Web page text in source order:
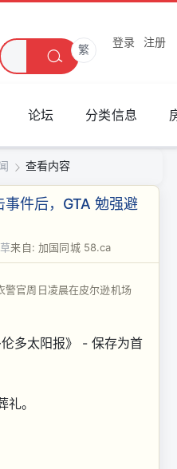
繁
登录 注册
论坛 分类信息
查看内容
件后，GTA 勉强避
来自: 加国同城 58.ca
警官周日凌晨在皮尔逊机场
多太阳报》 - 保存为首
。